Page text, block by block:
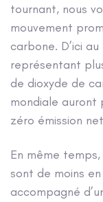
tournant, nous
mouvement
carbone. D’ici
représentant
de dioxyde de
mondiale auront
zéro émission
En même
sont de moins
accompagné